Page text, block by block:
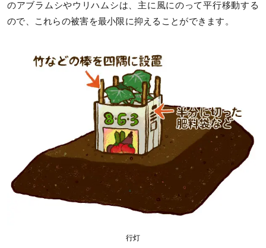
のアブラムシやウリハムシは、主に風にのって平行移動する
ので、これらの被害を最小限に抑えることができます。
行灯